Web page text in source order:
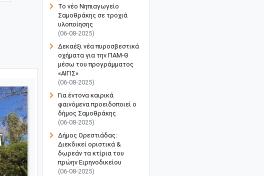
Το νέο Νηπιαγωγείο
Σαμοθράκης σε τροχιά
υλοποίησης
(06-08-2025)
Δεκαέξι νέα πυροσβεστικά
οχήματα για την ΠΑΜ-Θ
μέσω του προγράμματος
«ΑΙΓΙΣ»
(06-08-2025)
Για έντονα καιρικά
φαινόμενα προειδοποιεί ο
δήμος Σαμοθράκης
(06-08-2025)
Δήμος Ορεστιάδας:
Διεκδικεί οριστικά &
δωρεάν τα κτίρια του
πρώην Ειρηνοδικείου
(06-08-2025)